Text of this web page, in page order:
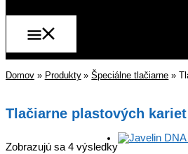
Hlavné
Domov Produkty Špeciálne tlačiarne
Tlačiarne plastových kariet
Zobrazujú sa 4 výsledky